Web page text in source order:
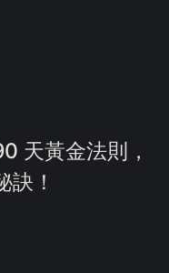
天黃金法則，
！